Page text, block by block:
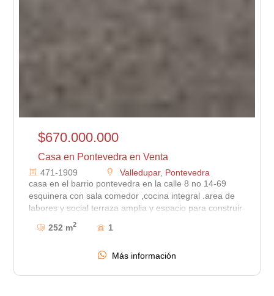
$670.000.000
Casa en Pontevedra en Venta
471-1909 Valledupar, Pontevedra
casa en el barrio pontevedra en la calle 8 no 14-69
esquinera con sala comedor ,cocina integral .area de
labores y social terraza amplia y espacio para construir
y hacer ampliaciones .
252 m2 1
Más información